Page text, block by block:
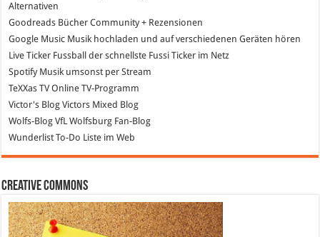
Alternativen
Goodreads Bücher Community + Rezensionen
Google Music Musik hochladen und auf verschiedenen Geräten hören
Live Ticker Fussball
der schnellste Fussi Ticker im Netz
SpotifyMusik umsonst per Stream
TeXXas TVOnline TV-Programm
Victor's Blog Victors Mixed Blog
Wolfs-Blog VfL Wolfsburg Fan-Blog
WunderlistTo-Do Liste im Web
Creative Commons